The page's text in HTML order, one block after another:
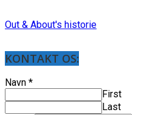
Out & About's historie
KONTAKT OS:
Navn *
First
Last